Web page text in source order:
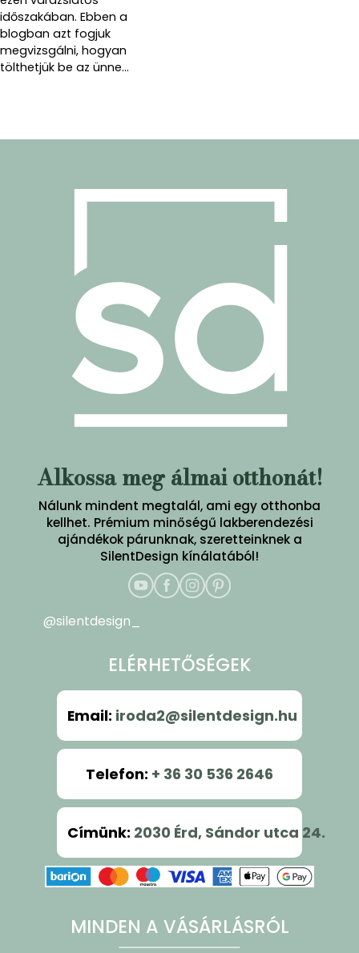
időszakában. Ebben a
blogban azt fogjuk
megvizsgálni, hogyan
tölthetjük be az ünne...
Alkossa meg álmai otthonát!
Nálunk mindent megtalál, ami egy otthonba
kellhet. Prémium minőségű lakberendezési
ajándékok párunknak, szeretteinknek a
SilentDesign kínálatából!
MINDEN A VÁSÁRLÁSRÓL
@silentdesign_
ELÉRHETŐSÉGEK
Email: iroda2@silentdesign.hu
Telefon: + 36 30 536 2646
Címünk: 2030 Érd, Sándor utca 24.